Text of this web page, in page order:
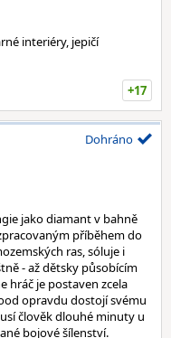
interiéry, jepičí
+17
Dohráno
jako diamant v bahně
příběhem do
ras, sóluje i
- až dětsky působícím
hráč je postaven zcela
opravdu dostojí svému
člověk dlouhé minuty u
bojové šílenství.